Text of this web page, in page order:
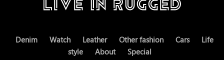
Denim Watch Leather Other fashion Cars
Life
style
About Special